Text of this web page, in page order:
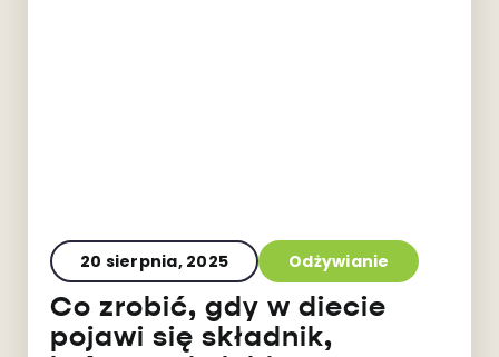
20 sierpnia, 2025 Odżywianie
Co zrobić, gdy w diecie
pojawi się składnik,